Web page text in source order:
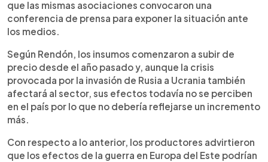
que las mismas asociaciones convocaron una
conferencia de prensa para exponer la situación ante
los medios.
Según Rendón, los insumos comenzaron a subir de
precio desde el año pasado y, aunque la crisis
provocada por la invasión de Rusia a Ucrania también
afectará al sector, sus efectos todavía no se perciben
en el país por lo que no debería reflejarse un incremento
más.
Con respecto a lo anterior, los productores advirtieron
que los efectos de la guerra en Europa del Este podrían